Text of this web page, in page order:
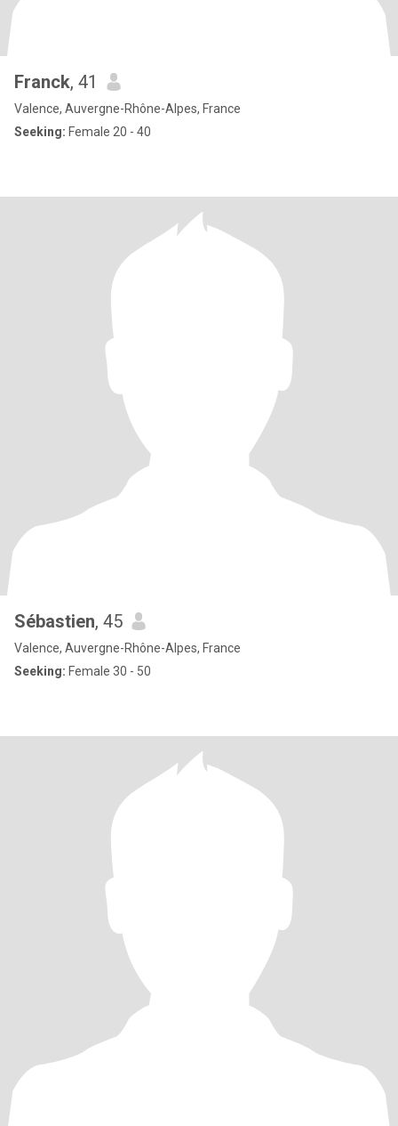
Franck, 41
Valence, Auvergne-Rhône-Alpes, France
Seeking: Female 20 - 40
Sébastien, 45
Valence, Auvergne-Rhône-Alpes, France
Seeking: Female 30 - 50